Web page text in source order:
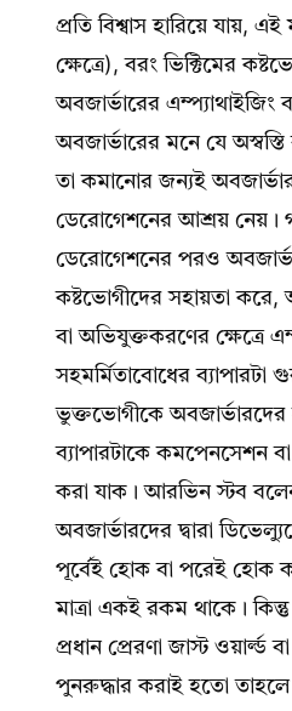
প্রতি বিশ্বাস হারিয়ে যায়,
ক্ষেত্রে), বরং ভিক্টিমের
অবজার্ভারের এম্প্যাথাইজিং
অবজার্ভারের মনে যে
তা কমানোর জন্যই অবজার্ভার
ডেরোগেশনের আশ্রয় নেয়।
ডেরোগেশনের পরও
কষ্টভোগীদের সহায়তা করে,
বা অভিযুক্তকরণের ক্ষেত্রে
সহমর্মিতাবোধের ব্যাপারটা
ভুক্তভোগীকে
ব্যাপারটাকে কমপেনসেশন
করা যাক। আরভিন স্টব
অবজার্ভারদের দ্বারা
পূর্বেই হোক বা পরেই হোক
মাত্রা একই রকম থাকে।
প্রধান প্রেরণা জাস্ট ওয়ার্ল্ড বা
পুনরুদ্ধার করাই হতো তাহলে